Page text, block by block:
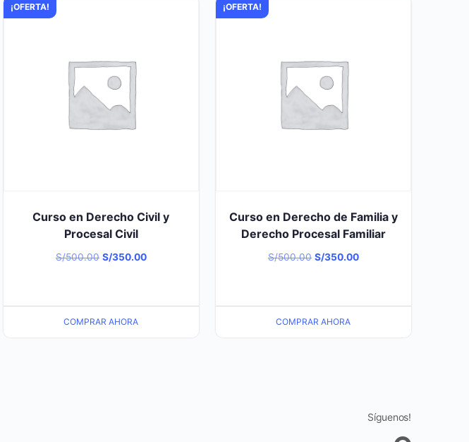
¡OFERTA!
Curso en Derecho Civil y
Procesal Civil
S/500.00 El
S/350.00El
COMPRAR AHORA
¡OFERTA!
Curso en Derecho de Familia y
Derecho Procesal Familiar
S/500.00 El
S/350.00El
COMPRAR AHORA
Síguenos!